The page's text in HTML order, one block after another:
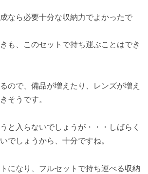
なら必要十分な収納力でよかったで
も、このセットで持ち運ぶことはでき
ので、備品が増えたり、レンズが増え
そうです。
と入らないでしょうが・・・しばらく
でしょうから、十分ですね。
になり、フルセットで持ち運べる収納